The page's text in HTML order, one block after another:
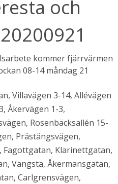
och
kommer fjärrvärmen
08-14 måndag 21
Villavägen 3-14, Allévägen
Åkervägen 1-3,
Rosenbäcksallén 15-
Prästängsvägen,
Fagottgatan, Klarinettgatan,
Vangsta, Åkermansgatan,
Carlgrensvägen,